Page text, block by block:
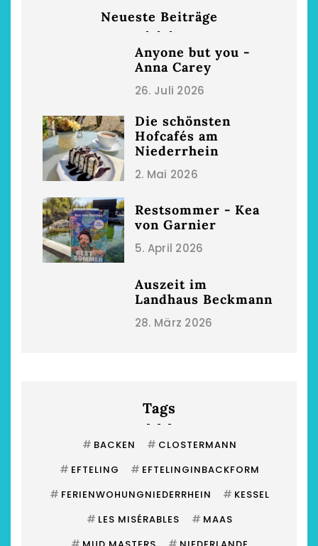
Neueste Beiträge
Anyone but you -
Anna Carey
26. Juli 2026
Die schönsten
Hofcafés am
Niederrhein
2. Mai 2026
Restsommer - Kea
von Garnier
5. April 2026
Auszeit im
Landhaus Beckmann
28. März 2026
Tags
# BACKEN # CLOSTERMANN
# EFTELING # EFTELINGINBACKFORM
# FERIENWOHUNGNIEDERRHEIN # KESSEL
# LES MISÉRABLES # MAAS